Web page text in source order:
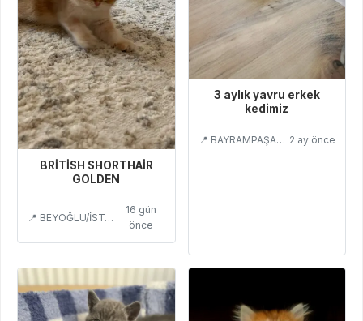
BRİTİSH SHORTHAİR
GOLDEN
📍 BEYOĞLU/İSTANBUL
16 gün
önce
3 aylık yavru erkek
kedimiz
📍 BAYRAMPAŞA/İSTANBUL 2 ay önce